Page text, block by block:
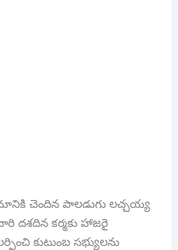
చెందిన పాలడుగు లచ్చయ్య
దశదిన కర్మకు హాజరై
కుటుంబ సభ్యులను